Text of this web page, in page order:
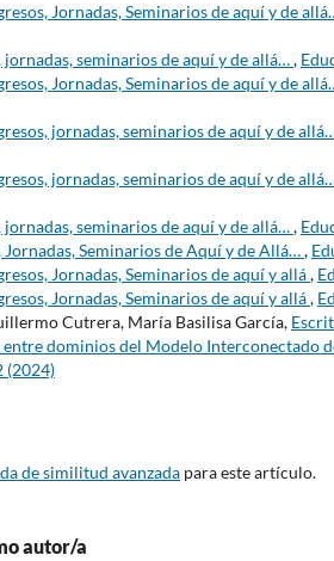
Jornadas, Seminarios de aquí y de
jornadas, seminarios de aquí y de allá…,
Jornadas, Seminarios de aquí y de
jornadas, seminarios de aquí y de
jornadas, seminarios de aquí y de
jornadas, seminarios de aquí y de allá…,
Jornadas, Seminarios de Aquí y de Allá…,
Jornadas, Seminarios de aquí y allá,
Jornadas, Seminarios de aquí y allá,
Cutrera, María Basilisa García,
dominios del Modelo Interconectado
(2024)
de similitud avanzada para este artículo.
autor/a